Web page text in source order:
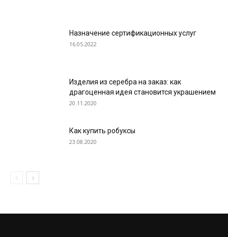
Назначение сертификационных услуг
16.05.2022
Изделия из серебра на заказ: как
драгоценная идея становится украшением
20.11.2020
Как купить робуксы
23.08.2020